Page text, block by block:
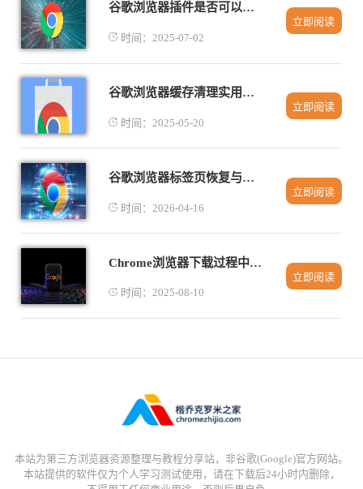
谷歌浏览器插件是否可以联动社交平台
时间：2025-07-02
立即阅读
谷歌浏览器缓存清理实用技巧分享
时间：2025-05-20
立即阅读
谷歌浏览器标签页恢复与整理最新使用方法
时间：2026-04-16
立即阅读
Chrome浏览器下载过程中断无法恢复是否建议使用外部工具
时间：2025-08-10
立即阅读
本站为第三方浏览器资源整理与教程分享站，非谷歌(Google)官方网站。
本站提供的软件仅为个人学习测试使用，请在下载后24小时内删除，